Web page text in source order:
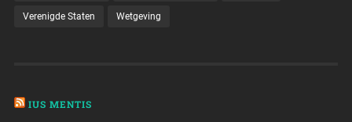
Verenigde Staten Wetgeving
IUS MENTIS